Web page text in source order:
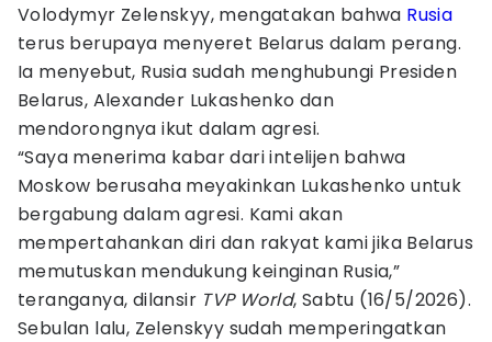
Volodymyr Zelenskyy, mengatakan bahwa Rusia
terus berupaya menyeret Belarus dalam perang.
Ia menyebut, Rusia sudah menghubungi Presiden
Belarus, Alexander Lukashenko dan
mendorongnya ikut dalam agresi.
“Saya menerima kabar dari intelijen bahwa
Moskow berusaha meyakinkan Lukashenko untuk
bergabung dalam agresi. Kami akan
mempertahankan diri dan rakyat kami jika Belarus
memutuskan mendukung keinginan Rusia,”
teranganya, dilansir TVP World, Sabtu (16/5/2026).
Sebulan lalu, Zelenskyy sudah memperingatkan